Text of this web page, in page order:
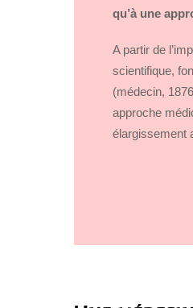
qu’à une
A partir de
scientifique,
(médecin,
approche
élargissement